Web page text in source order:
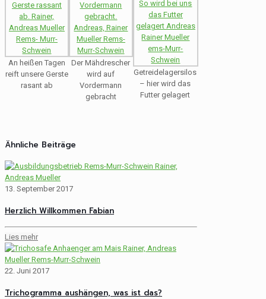
An heißen Tagen
reift unsere Gerste
rasant ab
Der Mähdrescher
wird auf
Vordermann
gebracht
Getreidelagersilos
– hier wird das
Futter gelagert
Ähnliche Beiträge
13. September 2017
Herzlich Willkommen Fabian
Lies mehr
22. Juni 2017
Trichogramma aushängen, was ist das?